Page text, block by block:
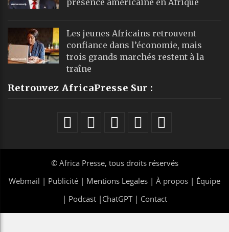
Les jeunes Africains retrouvent
confiance dans l’économie, mais
trois grands marchés restent à la
traîne
Retrouvez AfricaPresse Sur :
© Africa Presse, tous droits réservés
Webmail | Publicité | Mentions Legales | À propos | Équipe
| Podcast| ChatGPT| Contact